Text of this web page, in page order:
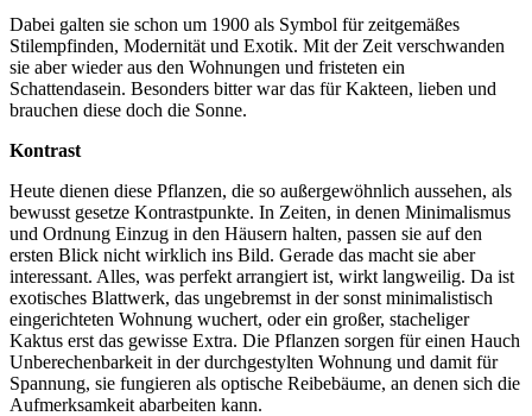
Dabei galten sie schon um 1900 als Symbol für zeitgemäßes
Stilempfinden, Modernität und Exotik. Mit der Zeit verschwanden
sie aber wieder aus den Wohnungen und fristeten ein
Schattendasein. Besonders bitter war das für Kakteen, lieben und
brauchen diese doch die Sonne.
Kontrast
Heute dienen diese Pflanzen, die so außergewöhnlich aussehen, als
bewusst gesetze Kontrastpunkte. In Zeiten, in denen Minimalismus
und Ordnung Einzug in den Häusern halten, passen sie auf den
ersten Blick nicht wirklich ins Bild. Gerade das macht sie aber
interessant. Alles, was perfekt arrangiert ist, wirkt langweilig. Da ist
exotisches Blattwerk, das ungebremst in der sonst minimalistisch
eingerichteten Wohnung wuchert, oder ein großer, stacheliger
Kaktus erst das gewisse Extra. Die Pflanzen sorgen für einen Hauch
Unberechenbarkeit in der durchgestylten Wohnung und damit für
Spannung, sie fungieren als optische Reibebäume, an denen sich die
Aufmerksamkeit abarbeiten kann.